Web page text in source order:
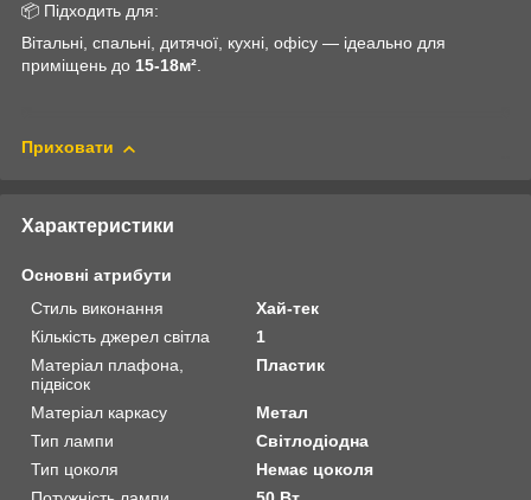
📦 Підходить для:
Вітальні, спальні, дитячої, кухні, офісу — ідеально для
приміщень до 15-18м².
Приховати
Характеристики
Основні атрибути
Стиль виконання
Хай-тек
Кількість джерел світла
1
Матеріал плафона,
підвісок
Пластик
Матеріал каркасу
Метал
Тип лампи
Світлодіодна
Тип цоколя
Немає цоколя